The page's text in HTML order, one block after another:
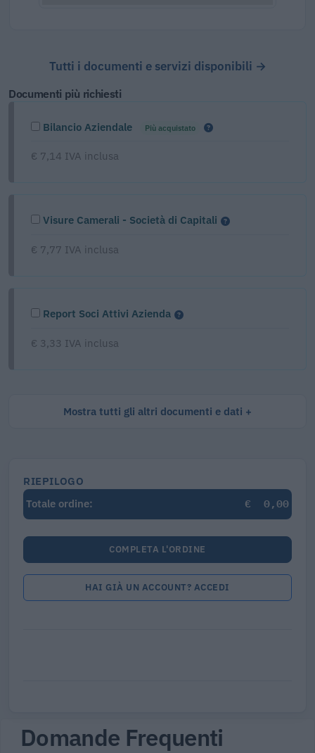
Tutti i documenti e servizi disponibili →
Documenti più richiesti
Bilancio Aziendale Più acquistato
€ 7,14 IVA inclusa
Visure Camerali - Società di Capitali
€ 7,77 IVA inclusa
Report Soci Attivi Azienda
€ 3,33 IVA inclusa
Mostra tutti gli altri documenti e dati
RIEPILOGO
Totale ordine:
€ 0,00
COMPLETA L'ORDINE
HAI GIÀ UN ACCOUNT? ACCEDI
Domande Frequenti